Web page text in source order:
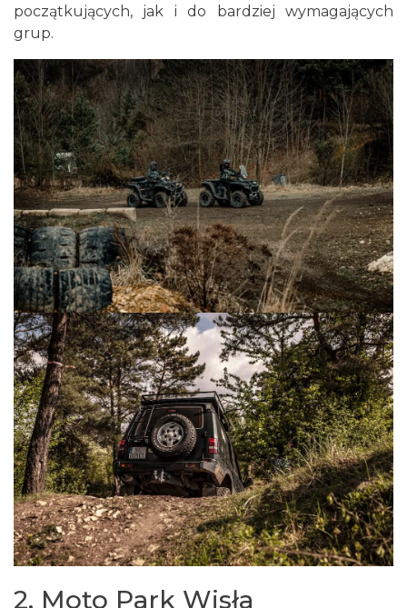
początkujących, jak i do bardziej wymagających
grup.
2. Moto Park Wisła